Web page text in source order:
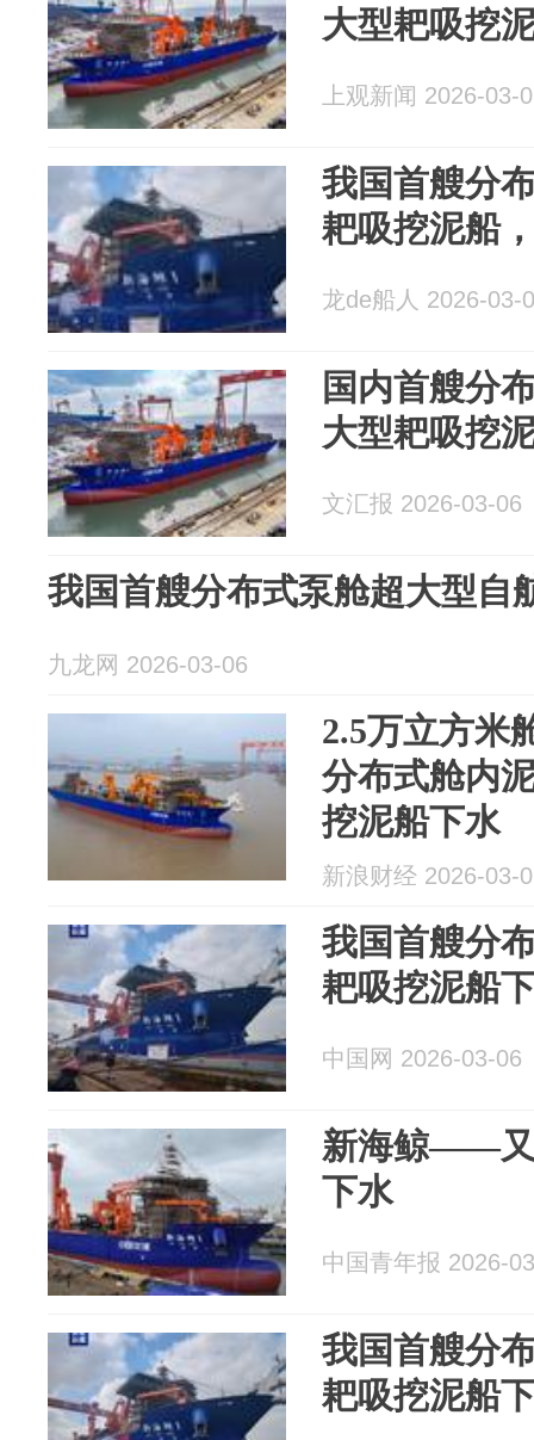
大型耙吸挖
上观新闻 2026-03-
我国首艘分
耙吸挖泥船
龙de船人 2026-03-
国内首艘分
大型耙吸挖
文汇报 2026-03-06
我国首艘分布式泵舱超大型自
九龙网 2026-03-06
2.5万立方米
分布式舱内
挖泥船下水
新浪财经 2026-03-
我国首艘分
耙吸挖泥船
中国网 2026-03-06
新海鲸——又
下水
中国青年报 2026-
我国首艘分
耙吸挖泥船